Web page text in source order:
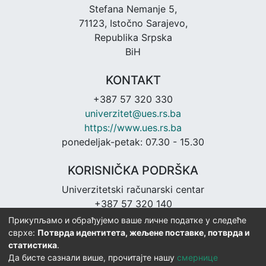
Stefana Nemanje 5,
71123, Istočno Sarajevo,
Republika Srpska
BiH
KONTAKT
+387 57 320 330
univerzitet@ues.rs.ba
https://www.ues.rs.ba
ponedeljak-petak: 07.30 - 15.30
KORISNIČKA PODRŠKA
Univerzitetski računarski centar
+387 57 320 140
urc@ues.rs.ba
https://urc.ues.rs.ba
Прикупљамо и обрађујемо ваше личне податке у следеће
сврхе: Потврда идентитета, жељене поставке, потврда и
статистика.
Да бисте сазнали више, прочитајте нашу смернице